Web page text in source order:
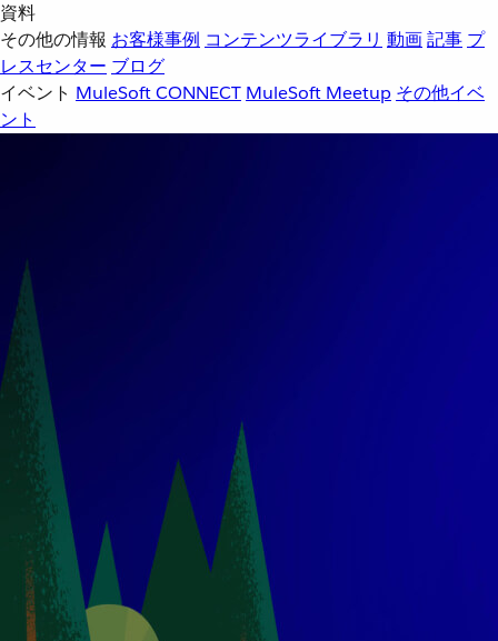
資料
その他の情報 お客様事例 コンテンツライブラリ 動画記事 プ
レスセンター ブログ
イベント MuleSoft CONNECT MuleSoft Meetup その他イベ
ント